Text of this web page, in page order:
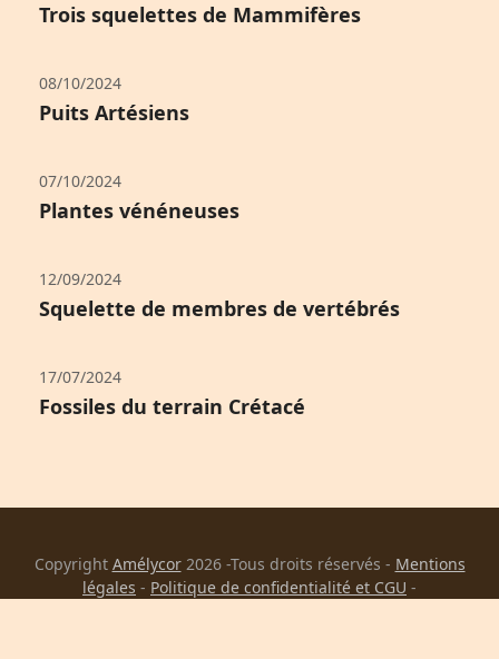
Trois squelettes de Mammifères
08/10/2024
Puits Artésiens
07/10/2024
Plantes vénéneuses
12/09/2024
Squelette de membres de vertébrés
17/07/2024
Fossiles du terrain Crétacé
Copyright Amélycor2026 -Tous droits réservés - Mentions
légales - Politique de confidentialité et CGU -